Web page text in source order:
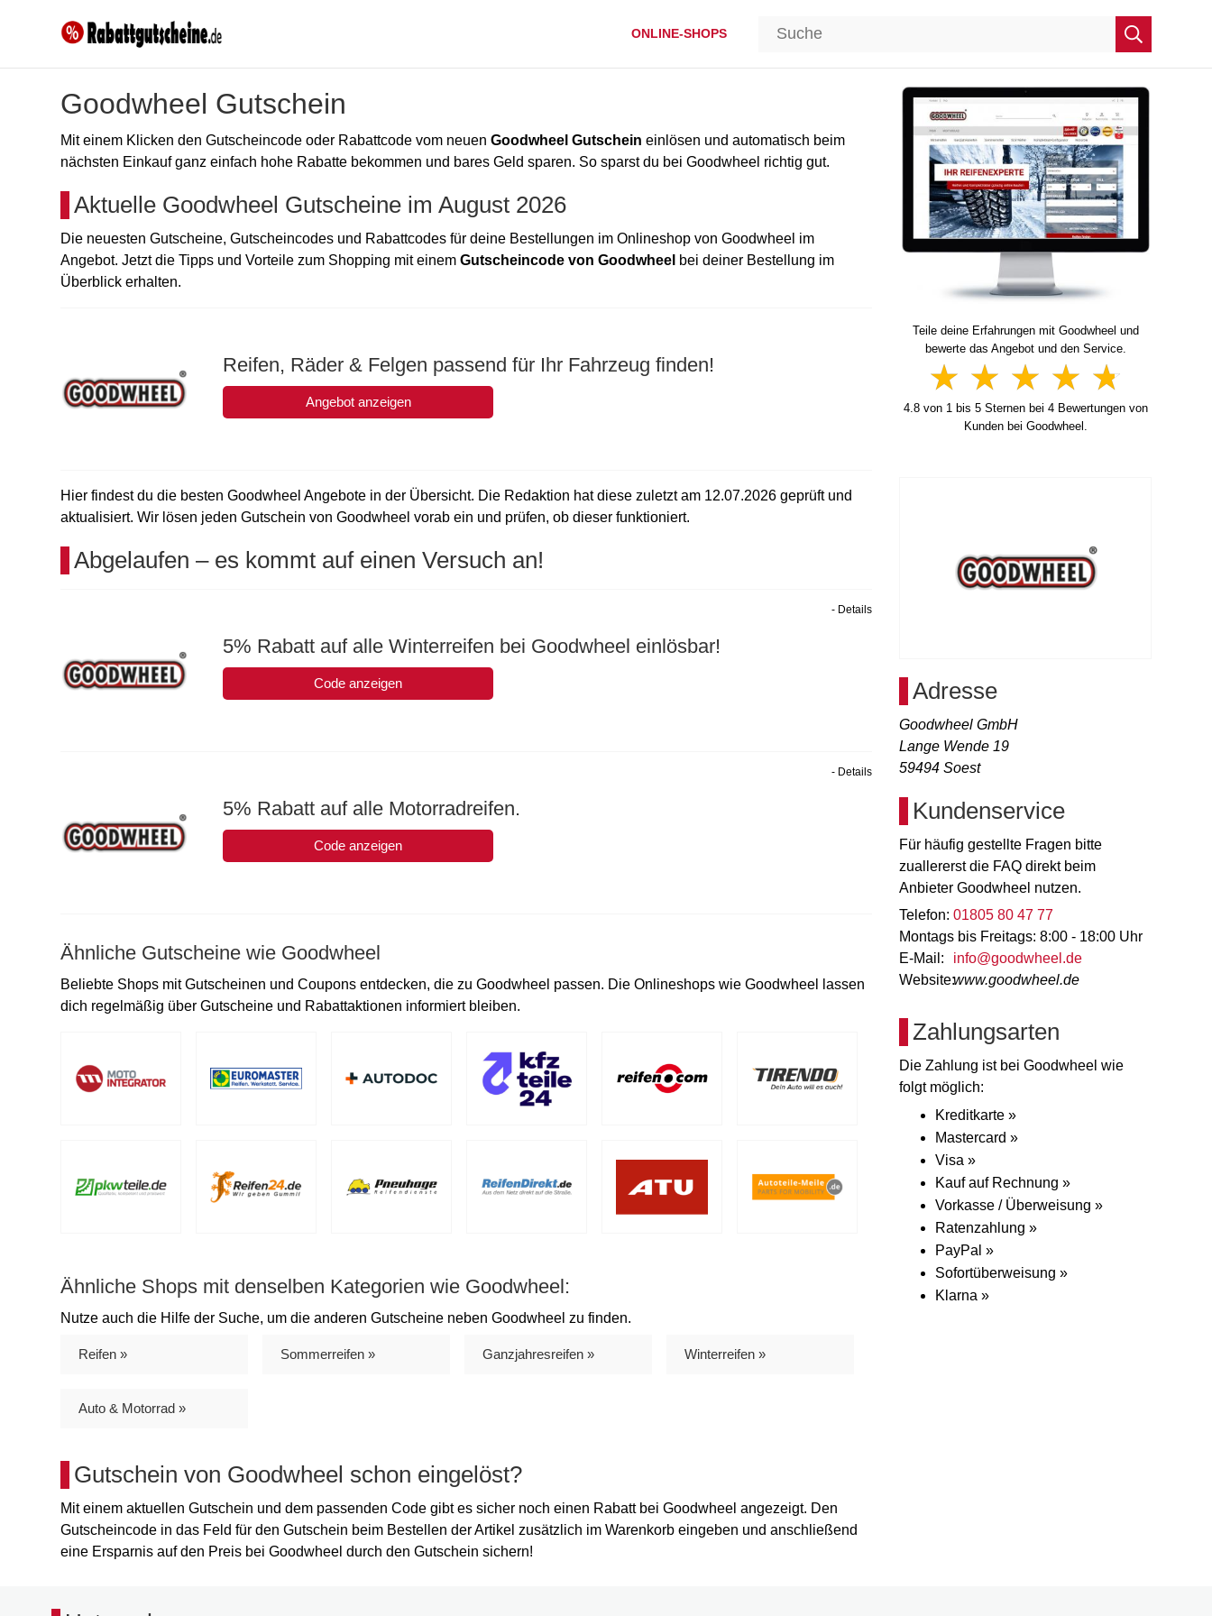
ONLINE-SHOPS
Goodwheel Gutschein
Mit einem Klicken den Gutscheincode oder Rabattcode vom neuen Goodwheel Gutschein einlösen und automatisch beim
nächsten Einkauf ganz einfach hohe Rabatte bekommen und bares Geld sparen. So sparst du bei Goodwheel richtig gut.
Aktuelle Goodwheel Gutscheine im August 2026
Die neuesten Gutscheine, Gutscheincodes und Rabattcodes für deine Bestellungen im Onlineshop von Goodwheel im
Angebot. Jetzt die Tipps und Vorteile zum Shopping mit einem Gutscheincode von Goodwheel bei deiner Bestellung im
Überblick erhalten.
Reifen, Räder & Felgen passend für Ihr Fahrzeug finden!
Angebot anzeigen
Hier findest du die besten Goodwheel Angebote in der Übersicht. Die Redaktion hat diese zuletzt am 12.07.2026 geprüft und
aktualisiert. Wir lösen jeden Gutschein von Goodwheel vorab ein und prüfen, ob dieser funktioniert.
Abgelaufen – es kommt auf einen Versuch an!
5% Rabatt auf alle Winterreifen bei Goodwheel einlösbar!
Code anzeigen
- Details
5% Rabatt auf alle Motorradreifen.
Code anzeigen
- Details
Ähnliche Gutscheine wie Goodwheel
Beliebte Shops mit Gutscheinen und Coupons entdecken, die zu Goodwheel passen. Die Onlineshops wie Goodwheel lassen
dich regelmäßig über Gutscheine und Rabattaktionen informiert bleiben.
Ähnliche Shops mit denselben Kategorien wie Goodwheel:
Nutze auch die Hilfe der Suche, um die anderen Gutscheine neben Goodwheel zu finden.
Reifen » Sommerreifen » Ganzjahresreifen » Winterreifen »
Auto & Motorrad »
Gutschein von Goodwheel schon eingelöst?
Mit einem aktuellen Gutschein und dem passenden Code gibt es sicher noch einen Rabatt bei Goodwheel angezeigt. Den
Gutscheincode in das Feld für den Gutschein beim Bestellen der Artikel zusätzlich im Warenkorb eingeben und anschließend
eine Ersparnis auf den Preis bei Goodwheel durch den Gutschein sichern!
Teile deine Erfahrungen mit Goodwheel und
bewerte das Angebot und den Service.
4.8von 1bis 5Sternen bei 4Bewertungen von
Kunden bei Goodwheel.
Adresse
Goodwheel GmbH
Lange Wende 19
59494 Soest
Kundenservice
Für häufig gestellte Fragen bitte
zuallererst die FAQ direkt beim
Anbieter Goodwheel nutzen.
Telefon: 01805 80 47 77
Montags bis Freitags: 8:00 - 18:00 Uhr
E-Mail:
info@goodwheel.de
Website:www.goodwheel.de
Zahlungsarten
Die Zahlung ist bei Goodwheel wie
folgt möglich:
Kreditkarte »
Mastercard »
Visa »
Kauf auf Rechnung »
Vorkasse / Überweisung »
Ratenzahlung »
PayPal »
Sofortüberweisung »
Klarna »